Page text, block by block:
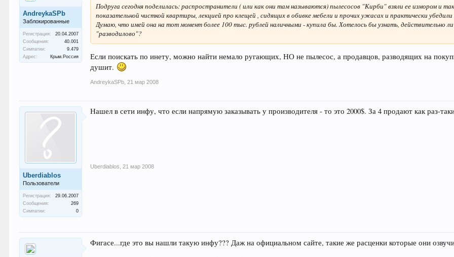
AndreykaSPb
Заблокированные
Регистрация:
20.04.2007
Сообщения:
40.001
Симпатии:
9.479
Адрес:
Крым.Россия
Подруга сегодня поделилась: распространители ( или как они там называются) пылесосов "Кирби" взяли ее измором и
показательной чисткой квартиры, лекцией про клещей , сидящих в обивке мебели и прочих ужасах и практически
Думаю, что имей она на тот момент более 100 тыс. рублей наличными - купила бы. Хотелось бы узнать, действительно
"разводилово"?
Если поискать по инету, можно найти немало ругающих, НО не пылесос, а продавцов, разводящих на
душит.
AndreykaSPb 21 мар 2008
Uberdiablos
Пользователи
Регистрация:
29.06.2007
Сообщения:
269
Симпатии:
0
Нашел в сети инфу, что если напрямую заказывать у производителя - то это 2000$. За 4 продают как раз-
Uberdiablos 21 мар 2008
Фигасе...где это вы нашли такую инфу??? Даж на официальном сайте, такие же расценки которые они